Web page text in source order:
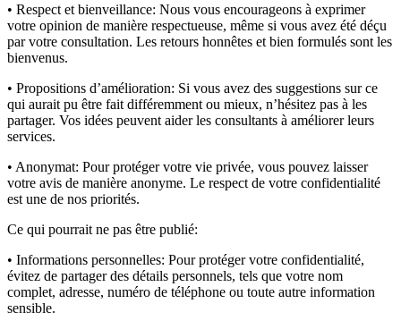
• Respect et bienveillance: Nous vous encourageons à exprimer
votre opinion de manière respectueuse, même si vous avez été déçu
par votre consultation. Les retours honnêtes et bien formulés sont les
bienvenus.
• Propositions d’amélioration: Si vous avez des suggestions sur ce
qui aurait pu être fait différemment ou mieux, n’hésitez pas à les
partager. Vos idées peuvent aider les consultants à améliorer leurs
services.
• Anonymat: Pour protéger votre vie privée, vous pouvez laisser
votre avis de manière anonyme. Le respect de votre confidentialité
est une de nos priorités.
Ce qui pourrait ne pas être publié:
• Informations personnelles: Pour protéger votre confidentialité,
évitez de partager des détails personnels, tels que votre nom
complet, adresse, numéro de téléphone ou toute autre information
sensible.